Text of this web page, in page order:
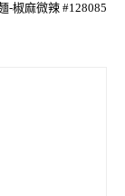
-椒麻微辣 #128085